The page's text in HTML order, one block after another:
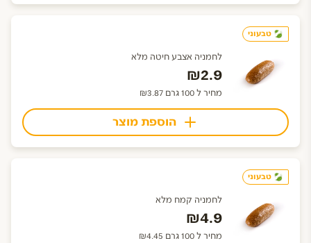
טבעוני
לחמניה אצבע חיטה מלא
₪2.9
מחיר ל 100 גרם ₪3.87
הוספת מוצר
טבעוני
לחמניה קמח מלא
₪4.9
מחיר ל 100 גרם ₪4.45